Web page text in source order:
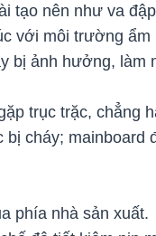
tạo nên như va
với môi trường
bị ảnh hưởng, làm
trục trặc, chẳng
cháy; mainboard
phía nhà sản xuất.